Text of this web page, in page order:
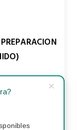
con éxito
de inglés
de no
para
×